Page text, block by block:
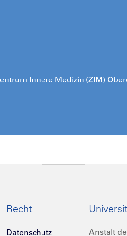
Innere Medizin (ZIM)
Recht
Datenschutz Anstalt